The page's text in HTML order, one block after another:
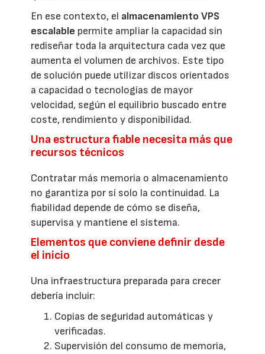
En ese contexto, el almacenamiento VPS
escalable permite ampliar la capacidad sin
rediseñar toda la arquitectura cada vez que
aumenta el volumen de archivos. Este tipo
de solución puede utilizar discos orientados
a capacidad o tecnologías de mayor
velocidad, según el equilibrio buscado entre
coste, rendimiento y disponibilidad.
Una estructura fiable necesita más que
recursos técnicos
Contratar más memoria o almacenamiento
no garantiza por sí solo la continuidad. La
fiabilidad depende de cómo se diseña,
supervisa y mantiene el sistema.
Elementos que conviene definir desde
el inicio
Una infraestructura preparada para crecer
debería incluir:
Copias de seguridad automáticas y
verificadas.
Supervisión del consumo de memoria,